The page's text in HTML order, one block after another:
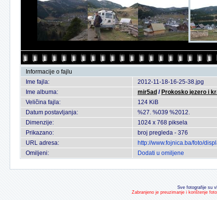
Informacije o fajlu
Ime fajla:
2012-11-18-16-25-38.jpg
Ime albuma:
mir5ad / Prokosko jezero i
Veličina fajla:
124 KiB
Datum postavljanja:
%27. %039 %2012.
Dimenzije:
1024 x 768 piksela
Prikazano:
broj pregleda - 376
URL adresa:
http://www.fojnica.ba/foto/
Omiljeni:
Dodati u omiljene
Sve fotografije su
Zabranjeno je preuzimanje i korištenje